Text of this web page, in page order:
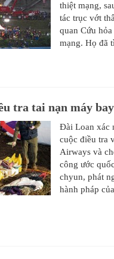
thiệt mạng,
tác trục vớt
quan Cứu
mạng. Họ đã
tra tai nạn máy
Đài Loan xác
cuộc điều tra
Airways và
công ước
chyun, phát
hành pháp